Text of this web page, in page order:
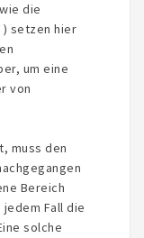
die
setzen hier
um eine
von
muss den
Bereich
Fall die
solche